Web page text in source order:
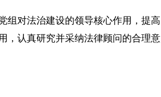
对法治建设的领导核心作用，提高
，认真研究并采纳法律顾问的合理意